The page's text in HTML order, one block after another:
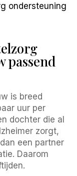
ondersteuning
passend
is breed
uur per
dochter die al
zorgt,
een partner
Daarom